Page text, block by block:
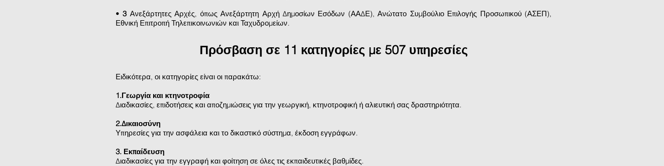
•3 Ανεξάρτητες Αρχές, όπως Ανεξάρτητη Αρχή Δημοσίων Εσόδων (ΑΑΔΕ), Ανώτατο Συμβούλιο Επιλογής Προσωπικού (ΑΣΕΠ),
Εθνική Επιτροπή Τηλεπικοινωνιών και Ταχυδρομείων.
Πρόσβαση σε 11 κατηγορίες με 507 υπηρεσίες
Ειδικότερα, οι κατηγορίες είναι οι παρακάτω:
1.Γεωργία και κτηνοτροφία
Διαδικασίες, επιδοτήσεις και αποζημιώσεις για την γεωργική, κτηνοτροφική ή αλιευτική σας δραστηριότητα.
2.Δικαιοσύνη
Υπηρεσίες για την ασφάλεια και το δικαστικό σύστημα, έκδοση εγγράφων.
3. Εκπαίδευση
Διαδικασίες για την εγγραφή και φοίτηση σε όλες τις εκπαιδευτικές βαθμίδες.